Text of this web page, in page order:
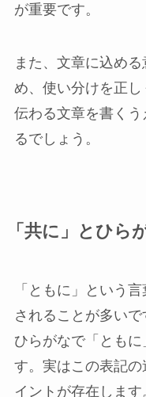
が重要です。
また、文章に込め
め、使い分けを正
伝わる文章を書くう
るでしょう。
「共に」とひら
「ともに」という
されることが多い
ひらがなで「とも
す。実はこの表記
イントが存在します